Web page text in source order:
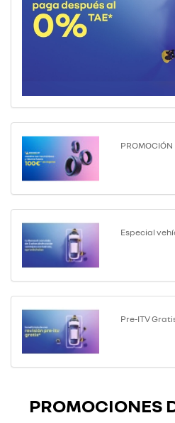
PROMOCIÓN
Especial
Pre-ITV
PROMOCIONES